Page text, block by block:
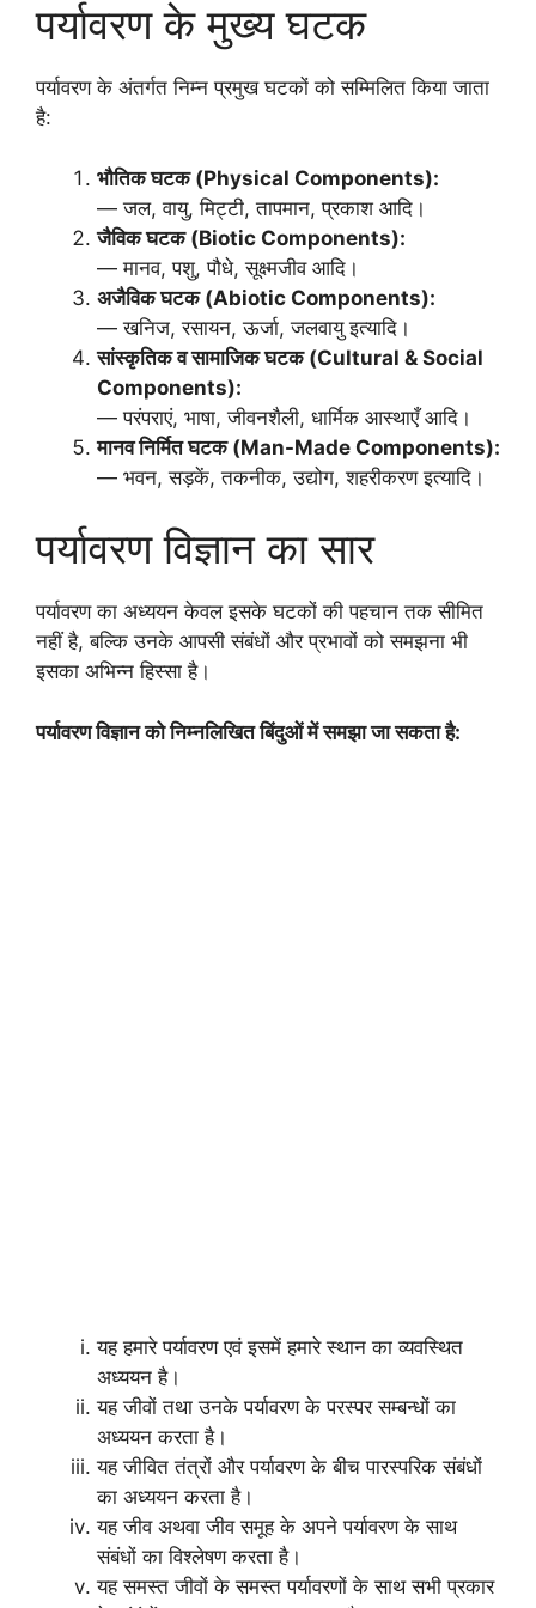
पर्यावरण के मुख्य घटक
पर्यावरण के अंतर्गत निम्न प्रमुख घटकों को सम्मिलित किया जाता
है:
भौतिक घटक (Physical Components):
— जल, वायु, मिट्टी, तापमान, प्रकाश आदि।
जैविक घटक (Biotic Components):
— मानव, पशु, पौधे, सूक्ष्मजीव आदि।
अजैविक घटक (Abiotic Components):
— खनिज, रसायन, ऊर्जा, जलवायु इत्यादि।
सांस्कृतिक व सामाजिक घटक (Cultural & Social
Components):
— परंपराएं, भाषा, जीवनशैली, धार्मिक आस्थाएँ आदि।
मानव निर्मित घटक (Man-Made Components):
— भवन, सड़कें, तकनीक, उद्योग, शहरीकरण इत्यादि।
पर्यावरण विज्ञान का सार
पर्यावरण का अध्ययन केवल इसके घटकों की पहचान तक सीमित
नहीं है, बल्कि उनके आपसी संबंधों और प्रभावों को समझना भी
इसका अभिन्न हिस्सा है।
पर्यावरण विज्ञान को निम्नलिखित बिंदुओं में समझा जा सकता है:
यह हमारे पर्यावरण एवं इसमें हमारे स्थान का व्यवस्थित
अध्ययन है।
यह जीवों तथा उनके पर्यावरण के परस्पर सम्बन्धों का
अध्ययन करता है।
यह जीवित तंत्रों और पर्यावरण के बीच पारस्परिक संबंधों
का अध्ययन करता है।
यह जीव अथवा जीव समूह के अपने पर्यावरण के साथ
संबंधों का विश्लेषण करता है।
यह समस्त जीवों के समस्त पर्यावरणों के साथ सभी प्रकार